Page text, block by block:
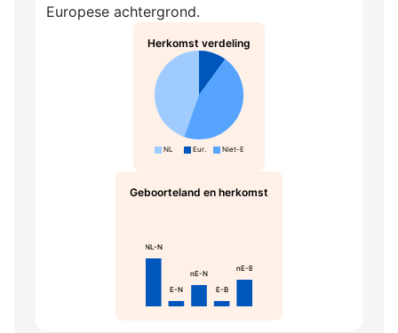
Europese achtergrond.
Herkomst verdeling
NL Eur. Niet-Eur.
Geboorteland en herkomst
NL-N
E-N
nE-N
E-B
nE-B